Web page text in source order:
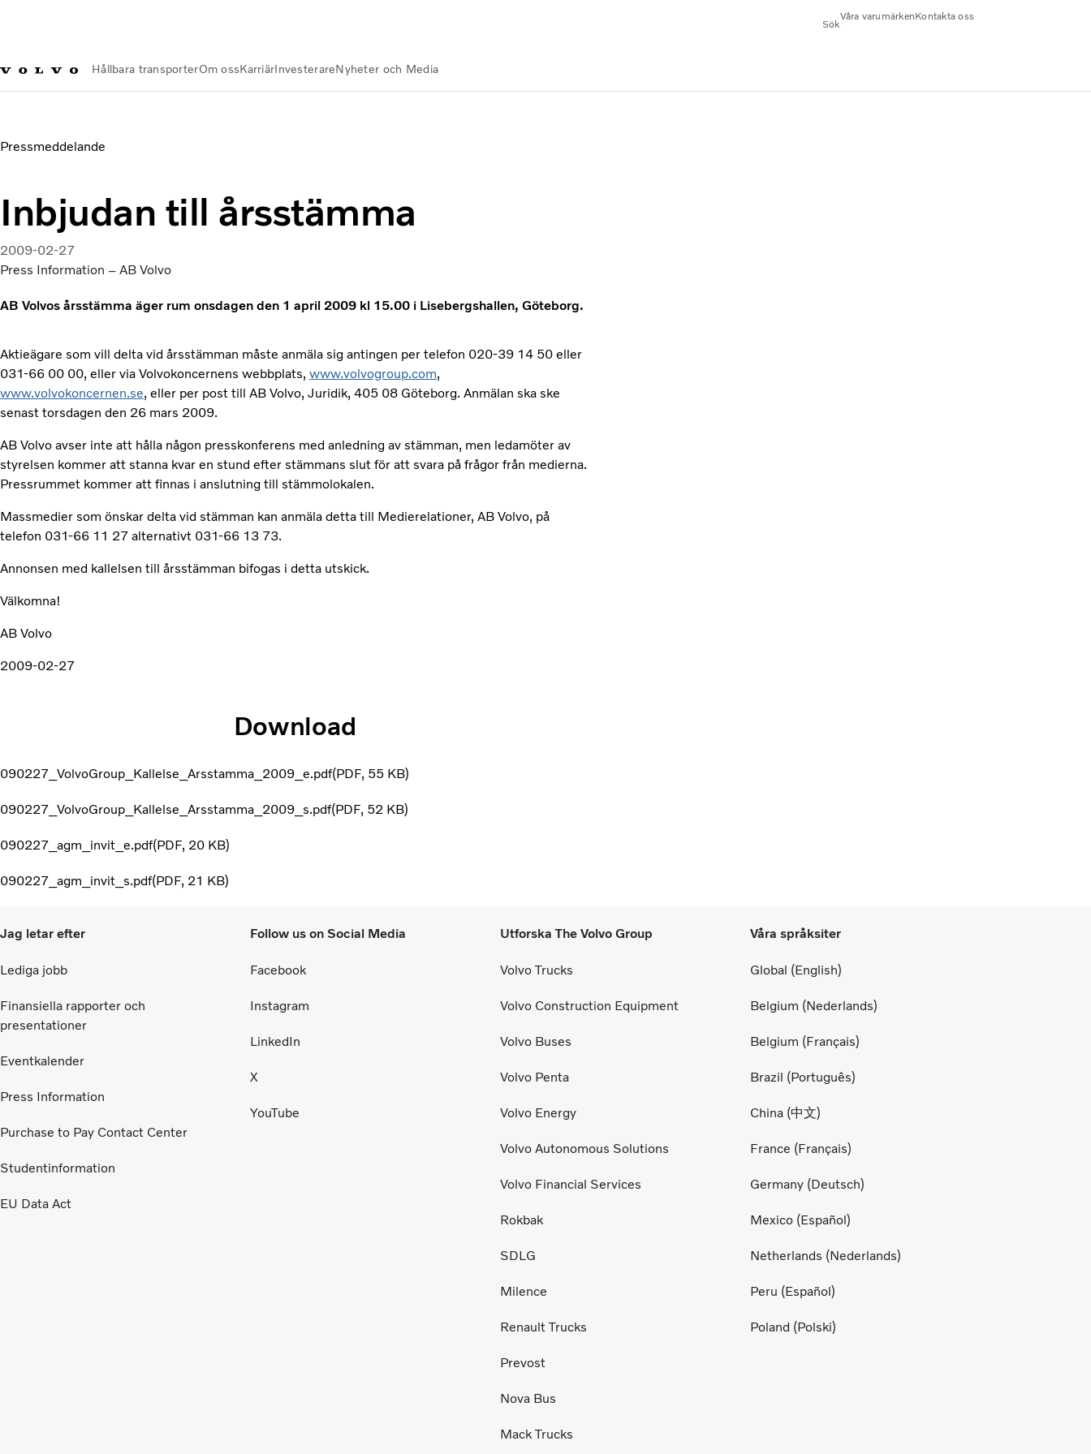
Sök
Våra varumärkenKontakta oss
Hållbara transporterOm ossKarriärInvesterareNyheter och Media
Pressmeddelande
Inbjudan till årsstämma
2009-02-27
Press Information – AB Volvo
AB Volvos årsstämma äger rum onsdagen den 1 april 2009 kl 15.00 i Lisebergshallen, Göteborg.
Aktieägare som vill delta vid årsstämman måste anmäla sig antingen per telefon 020-39 14 50 eller
031-66 00 00, eller via Volvokoncernens webbplats, www.volvogroup.com,
www.volvokoncernen.se, eller per post till AB Volvo, Juridik, 405 08 Göteborg. Anmälan ska ske
senast torsdagen den 26 mars 2009.
AB Volvo avser inte att hålla någon presskonferens med anledning av stämman, men ledamöter av
styrelsen kommer att stanna kvar en stund efter stämmans slut för att svara på frågor från medierna.
Pressrummet kommer att finnas i anslutning till stämmolokalen.
Massmedier som önskar delta vid stämman kan anmäla detta till Medierelationer, AB Volvo, på
telefon 031-66 11 27 alternativt 031-66 13 73.
Annonsen med kallelsen till årsstämman bifogas i detta utskick.
Välkomna!
AB Volvo
2009-02-27
Download
090227_VolvoGroup_Kallelse_Arsstamma_2009_e.pdf PDF 55 KB
090227_VolvoGroup_Kallelse_Arsstamma_2009_s.pdf PDF 52 KB
090227_agm_invit_e.pdf PDF 20 KB
090227_agm_invit_s.pdf PDF 21 KB
Jag letar efter
Lediga jobb
Finansiella rapporter och
presentationer
Eventkalender
Press Information
Purchase to Pay Contact Center
Studentinformation
EU Data Act
Follow us on Social Media
Facebook
Instagram
LinkedIn
X
YouTube
Utforska The Volvo Group
Volvo Trucks
Volvo Construction Equipment
Volvo Buses
Volvo Penta
Volvo Energy
Volvo Autonomous Solutions
Volvo Financial Services
Rokbak
SDLG
Milence
Renault Trucks
Prevost
Nova Bus
Mack Trucks
Våra språksiter
Global (English)
Belgium (Nederlands)
Belgium (Français)
Brazil (Português)
China (中文)
France (Français)
Germany (Deutsch)
Mexico (Español)
Netherlands (Nederlands)
Peru (Español)
Poland (Polski)